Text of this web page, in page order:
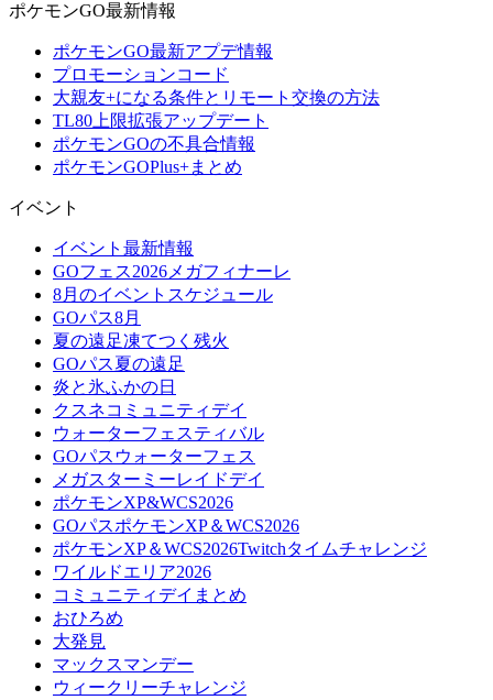
ポケモンGO最新情報
ポケモンGO最新アプデ情報
プロモーションコード
大親友+になる条件とリモート交換の方法
TL80上限拡張アップデート
ポケモンGOの不具合情報
ポケモンGOPlus+まとめ
イベント
イベント最新情報
GOフェス2026メガフィナーレ
8月のイベントスケジュール
GOパス8月
夏の遠足凍てつく残火
GOパス夏の遠足
炎と氷ふかの日
クスネコミュニティデイ
ウォーターフェスティバル
GOパスウォーターフェス
メガスターミーレイドデイ
ポケモンXP&WCS2026
GOパスポケモンXP＆WCS2026
ポケモンXP＆WCS2026Twitchタイムチャレンジ
ワイルドエリア2026
コミュニティデイまとめ
おひろめ
大発見
マックスマンデー
ウィークリーチャレンジ